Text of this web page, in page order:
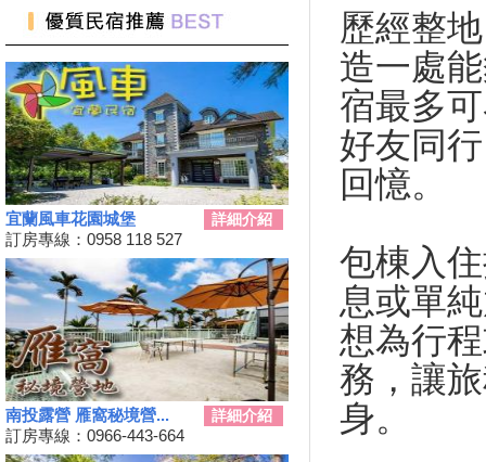
高雄隱藏版夜市！５０元玩到
飽！
台中「隱藏幽靈夜市」！20年才
能逛1次
台灣百大景點推薦，集章還有限
量小禮物可以拿
嘉義夢幻熱點「蓋婭莊園」免門
票、「佐登妮絲」城堡優惠價一
次看
新竹市「觀光巴士—舊城巡禮
線」加碼解謎探險活動！
花蓮旅遊補助再擴大！
2024彰化田尾「Open Garden同
樂會」限時舉辦
科教館《史前巨獸泰坦恐龍展》
將展出37公尺長巨大恐龍 即日
起預售、12/19震撼登場
2024全民運動會在屏東！10/26
開幕
宜蘭風車花園城堡 詳細介紹
訂房專線：0958 118 527
南投露營 雁窩秘境營... 詳細介紹
訂房專線：0966-443-664
歷經整
造一處
宿最多
好友同
回憶。
包棟入
息或單
想為行
務，讓
身。